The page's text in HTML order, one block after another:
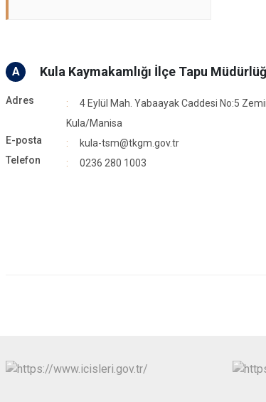
A Kula Kaymakamlığı İlçe Tapu
Adres
4 Eylül Mah. Yabaayak Caddesi No:5
Kula/Manisa
E-posta
kula-tsm@tkgm.gov.tr
Telefon
0236 280 1003